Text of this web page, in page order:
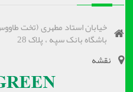
خیابان استاد مطهری (تخت
باشگاه بانک سپه ، پلاک 28
نقشه